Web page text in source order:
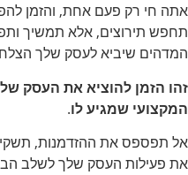
אתה חי רק פעם אחת, והזמן
תחפש תירוצים, אלא תמשיך
המדהים שיביא לעסק שלך
זהו הזמן להוציא את העסק
המקצועי שמגיע לו.
אל תפספס את ההזדמנות,
את פעילות העסק שלך לשלב